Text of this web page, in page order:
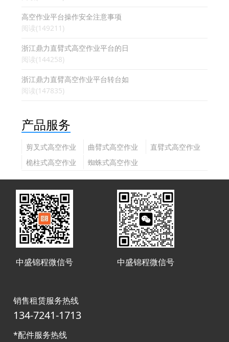
高空作业平台操作安全注意事项
阅读(149211)
浙江鼎力直臂式高空作业平台的日
阅读(144258)
浙江鼎力直臂高空作业平台转台如
阅读(147835)
产品服务
剪叉式高空作业
平台
曲臂式高空作业
平台
直臂式高空作业
桅柱式高空作业
蜘蛛式高空作业
中盛锦程微信号 中盛锦程微信号
销售租赁服务热线
134-7241-1713
*配件服务热线